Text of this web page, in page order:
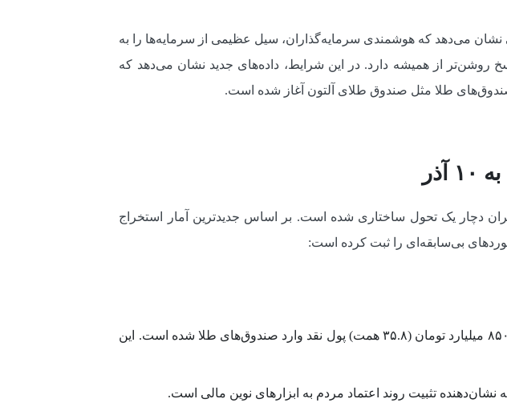
نشان می‌دهد که هوشمندی سرمایه‌گذاران، سیل عظیمی از سرمایه‌ها را به
از همیشه دارد. در این شرایط، داده‌های جدید نشان می‌دهد که
طلا مثل صندوق طلای آلتون آغاز شده است.
دچار یک تحول ساختاری شده است. بر اساس جدیدترین آمار استخراج
طبق نمودارها، تنها در بازه ۷۰ روزه منتهی به ۱۰ آذر ۱۴۰۴، مبلغ شگفت‌انگیز ۳۵ هزار و ۸۵۰ میلیارد تومان (۳۵.۸ همت) پول نقد وارد صندوق‌های طلا شده است. این